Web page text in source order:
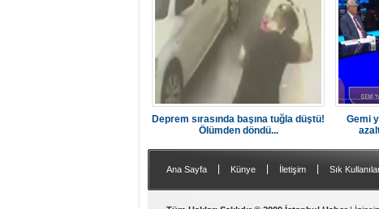
Deprem sırasında başına tuğla düştü!
Ölümden döndü...
Gemi
Ana Sayfa Künye İletişim Sık